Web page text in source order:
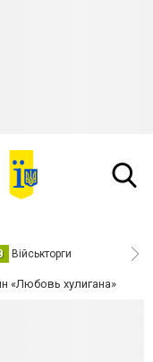
Військторги
«Любовь хулигана»